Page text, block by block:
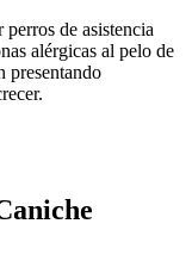
de asistencia
alérgicas al pelo de
presentando